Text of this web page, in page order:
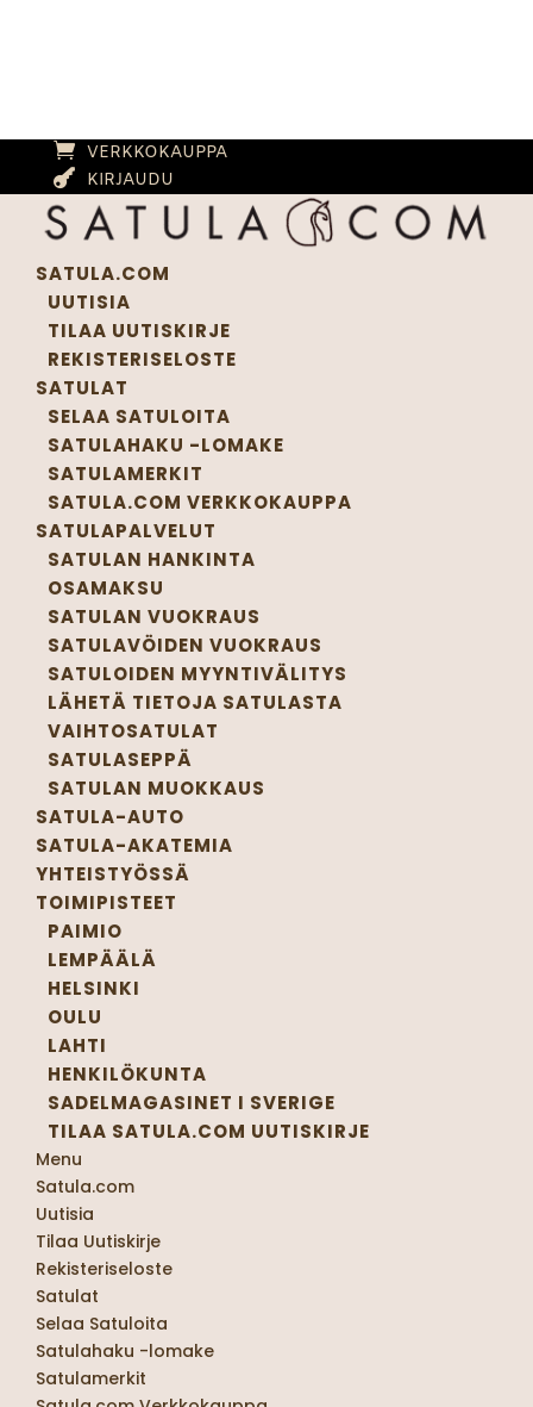
VERKKOKAUPPA
KIRJAUDU
SATULA.COM
UUTISIA
TILAA UUTISKIRJE
REKISTERISELOSTE
SATULAT
SELAA SATULOITA
SATULAHAKU -LOMAKE
SATULAMERKIT
SATULA.COM VERKKOKAUPPA
SATULAPALVELUT
SATULAN HANKINTA
OSAMAKSU
SATULAN VUOKRAUS
SATULAVÖIDEN VUOKRAUS
SATULOIDEN MYYNTIVÄLITYS
LÄHETÄ TIETOJA SATULASTA
VAIHTOSATULAT
SATULASEPPÄ
SATULAN MUOKKAUS
SATULA-AUTO
SATULA-AKATEMIA
YHTEISTYÖSSÄ
TOIMIPISTEET
PAIMIO
LEMPÄÄLÄ
HELSINKI
OULU
LAHTI
HENKILÖKUNTA
SADELMAGASINET I SVERIGE
TILAA SATULA.COM UUTISKIRJE
Menu
Satula.com
Uutisia
Tilaa Uutiskirje
Rekisteriseloste
Satulat
Selaa Satuloita
Satulahaku -lomake
Satulamerkit